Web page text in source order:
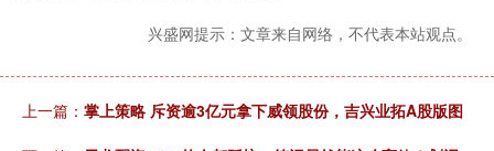
兴盛网提示：文章来自网络，不代表本站观点。
上一篇： 掌上策略 斥资逾3亿元拿下威领股份，吉兴业拓A股版图